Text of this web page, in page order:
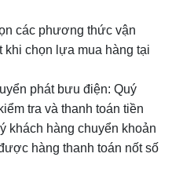
các phương thức vận
khi chọn lựa mua hàng tại
phát bưu điện: Quý
tra và thanh toán tiền
khách hàng chuyển khoản
hàng thanh toán nốt số